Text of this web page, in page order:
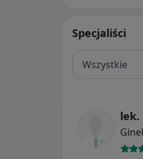
Specjaliści
Wszystkie
lek.